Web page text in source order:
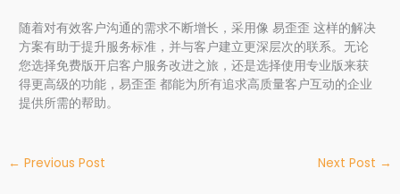
随着对有效客户沟通的需求不断增长，采用像 易歪歪 这样的解决
方案有助于提升服务标准，并与客户建立更深层次的联系。无论
您选择免费版开启客户服务改进之旅，还是选择使用专业版来获
得更高级的功能，易歪歪 都能为所有追求高质量客户互动的企业
提供所需的帮助。
← Previous Post Next Post →